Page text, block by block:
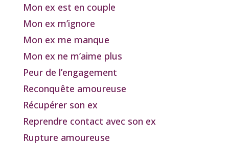
Mon ex est en couple
Mon ex m’ignore
Mon ex me manque
Mon ex ne m’aime plus
Peur de l’engagement
Reconquête amoureuse
Récupérer son ex
Reprendre contact avec son ex
Rupture amoureuse